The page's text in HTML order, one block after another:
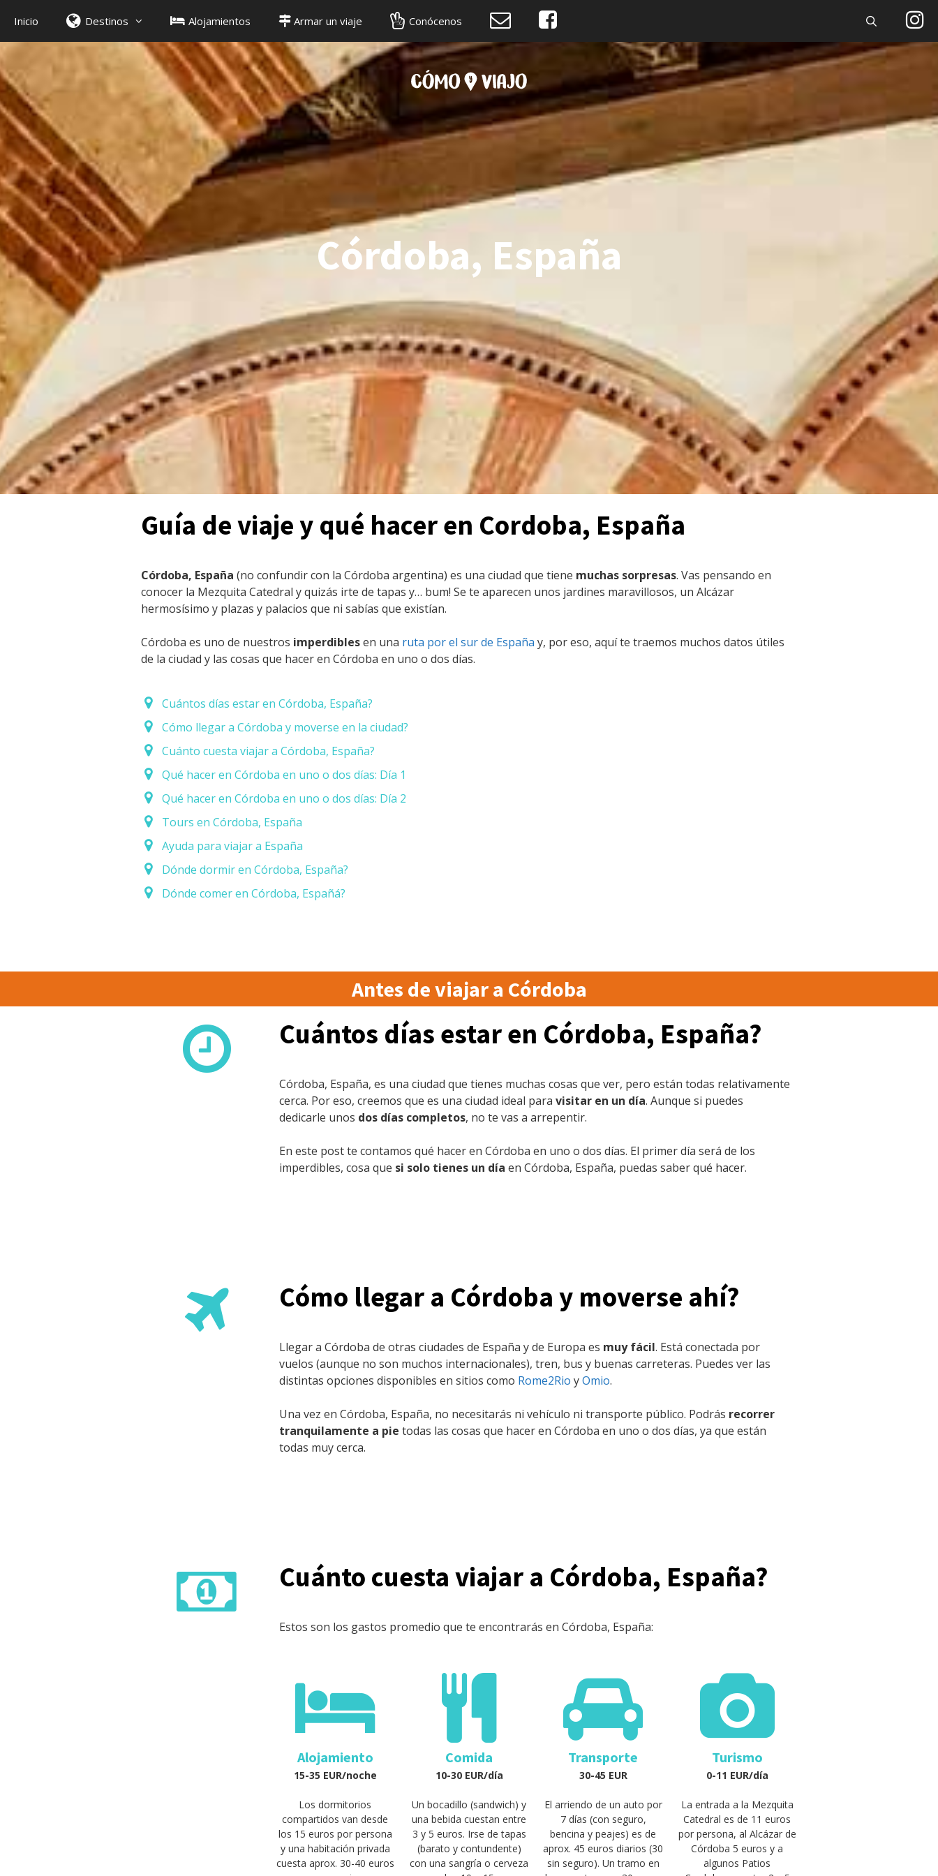
Inicio Destinos Alojamientos Armar un viaje Conócenos
n
á
t
a
n
o
I
a
m
e
b
o
Buscar
Córdoba, España
Guía de viaje y qué hacer en Cordoba, España
Córdoba, España (no confundir con la Córdoba argentina) es una ciudad que tiene muchas sorpresas. Vas pensando en
conocer la Mezquita Catedral y quizás irte de tapas y… bum! Se te aparecen unos jardines maravillosos, un Alcázar
hermosísimo y plazas y palacios que ni sabías que existían.
Córdoba es uno de nuestros imperdiblesen una ruta por el sur de España y, por eso, aquí te traemos muchos datos útiles
de la ciudad y las cosas que hacer en Córdoba en uno o dos días.
Cuántos días estar en Córdoba, España?
Cómo llegar a Córdoba y moverse en la ciudad?
Cuánto cuesta viajar a Córdoba, España?
Qué hacer en Córdoba en uno o dos días: Día 1
Qué hacer en Córdoba en uno o dos días: Día 2
Tours en Córdoba, España
Ayuda para viajar a España
Dónde dormir en Córdoba, España?
Dónde comer en Córdoba, Españá?
Antes de viajar a Córdoba
Cuántos días estar en Córdoba, España?
Córdoba, España, es una ciudad que tienes muchas cosas que ver, pero están todas relativamente
cerca. Por eso, creemos que es una ciudad ideal para visitar en un día. Aunque si puedes
dedicarle unos dos días completos, no te vas a arrepentir.
En este post te contamos qué hacer en Córdoba en uno o dos días. El primer día será de los
imperdibles, cosa que si solo tienes un día en Córdoba, España, puedas saber qué hacer.
Cómo llegar a Córdoba y moverse ahí?
Llegar a Córdoba de otras ciudades de España y de Europa es muy fácil. Está conectada por
vuelos (aunque no son muchos internacionales), tren, bus y buenas carreteras. Puedes ver las
distintas opciones disponibles en sitios como Rome2Rio yOmio.
Una vez en Córdoba, España, no necesitarás ni vehículo ni transporte público. Podrás recorrer
tranquilamente a pie todas las cosas que hacer en Córdoba en uno o dos días, ya que están
todas muy cerca.
Cuánto cuesta viajar a Córdoba, España?
Estos son los gastos promedio que te encontrarás en Córdoba, España:
Alojamiento
15-35 EUR/noche
Los dormitorios
compartidos van desde
los 15 euros por persona
y una habitación privada
cuesta aprox. 30-40 euros
Comida
10-30 EUR/día
Un bocadillo (sandwich) y
una bebida cuestan entre
3 y 5 euros. Irse de tapas
(barato y contundente)
con una sangría o cerveza
Transporte
30-45 EUR
El arriendo de un auto por
7 días (con seguro,
bencina y peajes) es de
aprox. 45 euros diarios (30
sin seguro). Un tramo en
Turismo
0-11 EUR/día
La entrada a la Mezquita
Catedral es de 11 euros
por persona, al Alcázar de
Córdoba 5 euros y a
algunos Patios